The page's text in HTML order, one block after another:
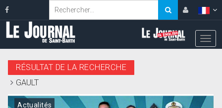
RÉSULTAT DE LA RECHERCHE
GAULT
Actualités